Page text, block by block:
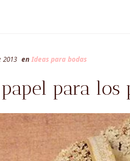
2013 en Ideas para bodas
para los